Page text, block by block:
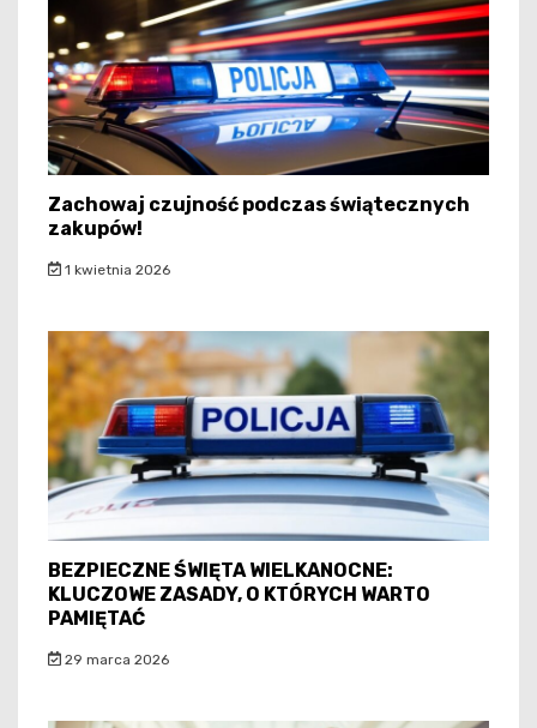
Zachowaj czujność podczas świątecznych
zakupów!
1 kwietnia 2026
BEZPIECZNE ŚWIĘTA WIELKANOCNE:
KLUCZOWE ZASADY, O KTÓRYCH WARTO
PAMIĘTAĆ
29 marca 2026